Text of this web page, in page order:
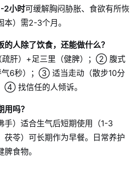
2小时可缓解胸闷胁胀、食欲有所恢
本）需2-3个月。
人除了饮食，还能做什么？
肝）+足三里（健脾）；② 腹式
气6秒）；③ 适当走动（散步10分
④ 找信任的人倾诉。
吗？
手）适合生气后短期使用（1-3
茯苓）可长期作为早餐。日常养护
食物。